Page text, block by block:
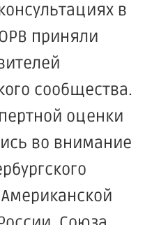
в
приняли
сообщества.
оценки
во внимание